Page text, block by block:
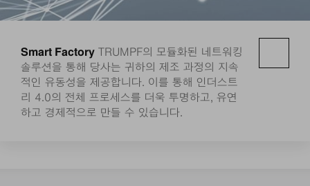
Smart Factory TRUMPF의 모듈화된 네트워킹
솔루션을 통해 당사는 귀하의 제조 과정의 지속
적인 유동성을 제공합니다. 이를 통해 인더스트
리 4.0의 전체 프로세스를 더욱 투명하고, 유연
하고 경제적으로 만들 수 있습니다.